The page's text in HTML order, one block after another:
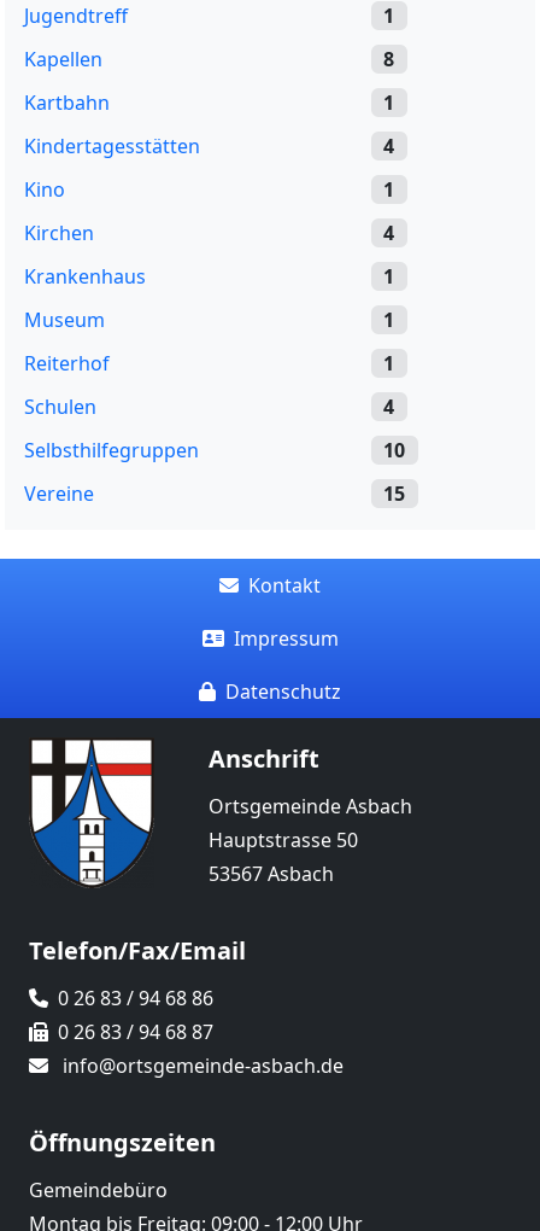
Jugendtreff
1
Kapellen
8
Kartbahn
1
Kindertagesstätten
4
Kino
1
Kirchen
4
Krankenhaus
1
Museum
1
Reiterhof
1
Schulen
4
Selbsthilfegruppen
10
Vereine
15
Kontakt
Impressum
Datenschutz
Anschrift
Ortsgemeinde Asbach
Hauptstrasse 50
53567 Asbach
Telefon/Fax/Email
0 26 83 / 94 68 86
0 26 83 / 94 68 87
info@ortsgemeinde-asbach.de
Öffnungszeiten
Gemeindebüro
Montag bis Freitag: 09:00 - 12:00 Uhr